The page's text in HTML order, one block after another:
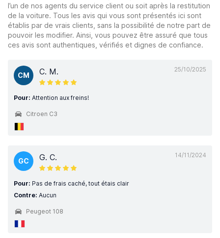
l’un de nos agents du service client ou soit après la restitution
de la voiture. Tous les avis qui vous sont présentés ici sont
établis par de vrais clients, sans la possibilité de notre part de
pouvoir les modifier. Ainsi, vous pouvez être assuré que tous
ces avis sont authentiques, vérifiés et dignes de confiance.
25/10/2025
CM C. M.
Pour: Attention aux freins!
Citroen C3
14/11/2024
GC G. C.
Pour: Pas de frais caché, tout étais clair
Contre: Aucun
Peugeot 108